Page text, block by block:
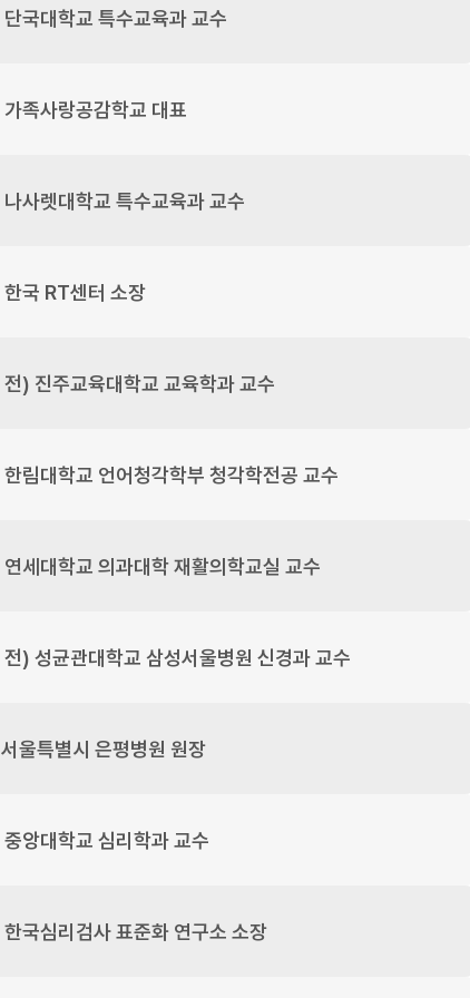
단국대학교 특수교육과 교수
가족사랑공감학교 대표
나사렛대학교 특수교육과 교수
한국 RT센터 소장
전) 진주교육대학교 교육학과 교수
한림대학교 언어청각학부 청각학전공 교수
연세대학교 의과대학 재활의학교실 교수
전) 성균관대학교 삼성서울병원 신경과 교수
서울특별시 은평병원 원장
중앙대학교 심리학과 교수
한국심리검사 표준화 연구소 소장